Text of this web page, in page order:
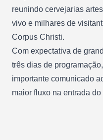
reunindo cervejarias
vivo e milhares de
Corpus Christi.
Com expectativa de
três dias de
importante comunicado
maior fluxo na entrada do